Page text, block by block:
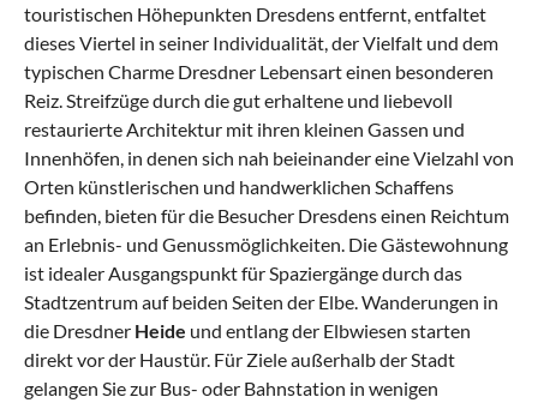
touristischen Höhepunkten Dresdens entfernt, entfaltet
dieses Viertel in seiner Individualität, der Vielfalt und dem
typischen Charme Dresdner Lebensart einen besonderen
Reiz. Streifzüge durch die gut erhaltene und liebevoll
restaurierte Architektur mit ihren kleinen Gassen und
Innenhöfen, in denen sich nah beieinander eine Vielzahl von
Orten künstlerischen und handwerklichen Schaffens
befinden, bieten für die Besucher Dresdens einen Reichtum
an Erlebnis- und Genussmöglichkeiten. Die Gästewohnung
ist idealer Ausgangspunkt für Spaziergänge durch das
Stadtzentrum auf beiden Seiten der Elbe. Wanderungen in
die Dresdner Heide und entlang der Elbwiesen starten
direkt vor der Haustür. Für Ziele außerhalb der Stadt
gelangen Sie zur Bus- oder Bahnstation in wenigen